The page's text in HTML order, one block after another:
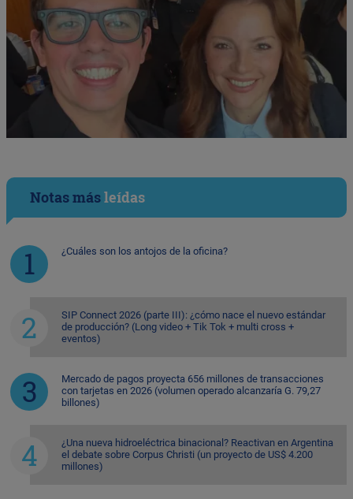
Notas másleídas
¿Cuáles son los antojos de la oficina?
SIP Connect 2026 (parte III): ¿cómo nace el nuevo estándar
de producción? (Long video + Tik Tok + multi cross +
eventos)
Mercado de pagos proyecta 656 millones de transacciones
con tarjetas en 2026 (volumen operado alcanzaría G. 79,27
billones)
¿Una nueva hidroeléctrica binacional? Reactivan en Argentina
el debate sobre Corpus Christi (un proyecto de US$ 4.200
millones)